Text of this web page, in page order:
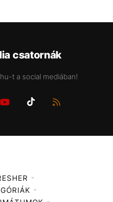
csatornák
t a social mediában!